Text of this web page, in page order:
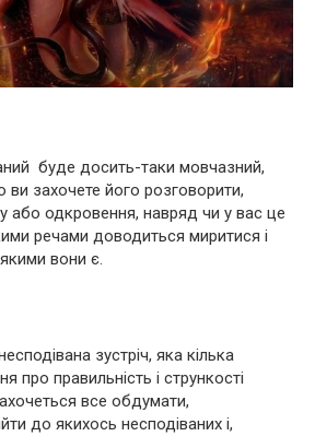
буде досить-таки мовчазний,
ви захочете його розговорити,
або одкровення, навряд чи у вас це
речами доводиться миритися і
вони є.
зустріч, яка кілька
про правильність і стрункості
все обдумати,
до якихось несподіваних і,